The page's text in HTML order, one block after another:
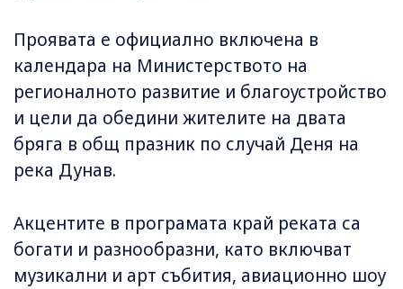
Проявата е официално включена в
календара на Министерството на
регионалното развитие и благоустройство
и цели да обедини жителите на двата
бряга в общ празник по случай Деня на
река Дунав.
Акцентите в програмата край реката са
богати и разнообразни, като включват
музикални и арт събития, авиационно шоу